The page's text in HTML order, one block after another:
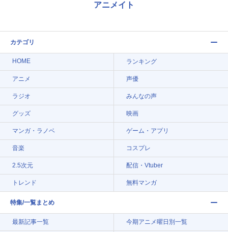
アニメイト
カテゴリ
HOME ランキング
アニメ 声優
ラジオ みんなの声
グッズ 映画
マンガ・ラノベ ゲーム・アプリ
音楽 コスプレ
2.5次元 配信・Vtuber
トレンド 無料マンガ
特集/一覧まとめ
最新記事一覧 今期アニメ曜日別一覧